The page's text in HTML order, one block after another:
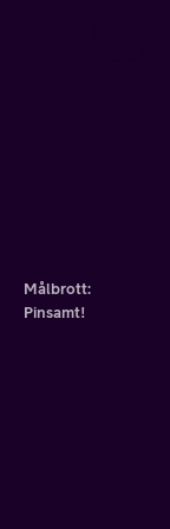
Målbrott:
Pinsamt!